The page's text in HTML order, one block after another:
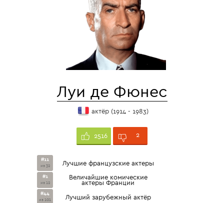
Луи де Фюнес
актёр (1914 - 1983)
2516 2
#11
из 32 Лучшие французские актеры
#1
из 12
Величайшие комические
актеры Франции
#44
из 101 Лучший зарубежный актёр